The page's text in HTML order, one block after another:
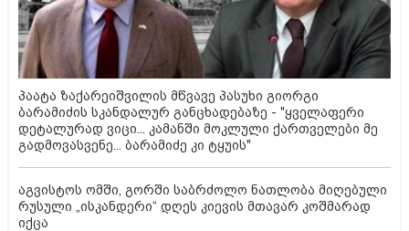
პაატა ზაქარეიშვილის მწვავე პასუხი გიორგი
ბარამიძის სკანდალურ განცხადებაზე - "ყველაფერი
დეტალურად ვიცი... კამანში მოკლული ქართველები მე
გადმოვასვენე... ბარამიძე კი ტყუის"
აგვისტოს ომში, გორში საბრძოლო ნათლობა მიღებული
რუსული „ისკანდერი“ დღეს კიევის მთავარ კოშმარად
იქცა